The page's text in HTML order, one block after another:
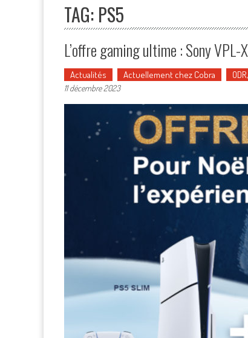
TAG: PS5
L’offre gaming ultime : Sony
Actualités Actuellement chez Cobra
11 décembre 2023